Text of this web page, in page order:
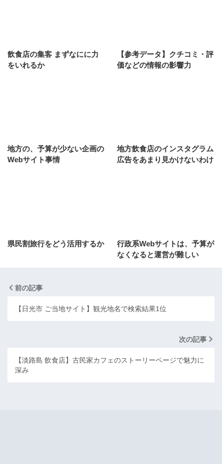
飲食店の集客 まずなにに力
をいれるか
【参考データ】クチコミ・評
価などの情報の影響力
地方の、予算が少ない企画の
Webサイト事情
地方飲食店のインスタグラム
広告をあまり見かけないわけ
県民割旅行をどう活用するか
行政系Webサイトは、予算が
なくなると運営が難しい
前の記事
【日光市 ご当地サイト】観光地名で検索結果1位
次の記事
【淡路島 飲食店】古民家カフェのストーリーページで魅力に
深み